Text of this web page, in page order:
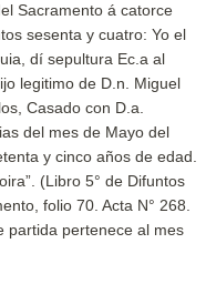
Sacramento á catorce
sesenta y cuatro: Yo el
dí sepultura Ec.a al
legitimo de D.n. Miguel
Casado con D.a.
del mes de Mayo del
y cinco años de edad.
(Libro 5° de Difuntos
folio 70. Acta N° 268.
partida pertenece al mes